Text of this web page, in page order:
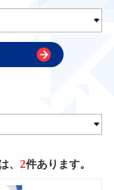
、 2件あります。